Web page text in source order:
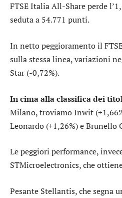
FTSE Italia All-Shareperde
seduta a 54.771 punti.
In netto peggioramento il
sulla stessa linea, variazioni
Star (-0,72%).
In cima alla classifica dei
Milano, troviamoInwit
Leonardo (+1,26%) eBrunello
Le peggiori performance,
STMicroelectronics, che
Pesante Stellantis, che segna